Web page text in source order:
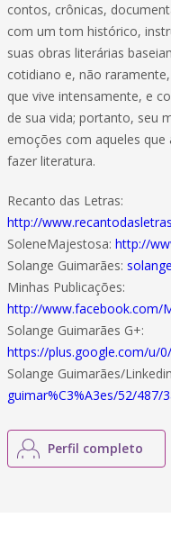
contos, crônicas,
com um tom histórico,
suas obras literárias
cotidiano e, não
que vive intensamente, e
de sua vida; portanto, seu
emoções com aqueles
fazer literatura.
Recanto das Letras:
http://
SoleneMajestosa: http://
Solange Guimarães:
Minhas Publicações:
http://www.facebook.com/
Solange Guimarães G+:
https://plus.google.com/u/
Solange Guimarães/
guimar%C3%A3es/52/487/
Perfil completo